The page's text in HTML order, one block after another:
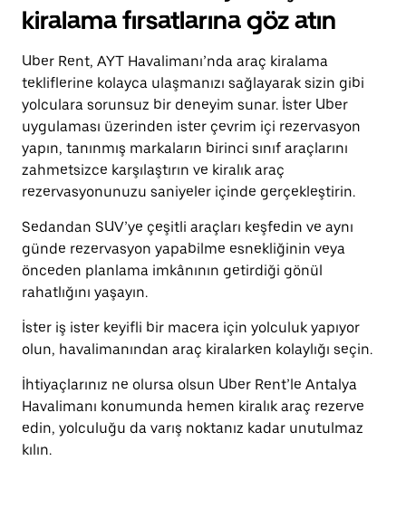
escape
tuşuna
kapatmak
escape
tuşuna
basın.
kiralama fırsatlarına göz atın
Uber Rent, AYT Havalimanı’nda araç kiralama
tekliflerine kolayca ulaşmanızı sağlayarak sizin gibi
yolculara sorunsuz bir deneyim sunar. İster Uber
uygulaması üzerinden ister çevrim içi rezervasyon
yapın, tanınmış markaların birinci sınıf araçlarını
zahmetsizce karşılaştırın ve kiralık araç
rezervasyonunuzu saniyeler içinde gerçekleştirin.
Sedandan SUV’ye çeşitli araçları keşfedin ve aynı
günde rezervasyon yapabilme esnekliğinin veya
önceden planlama imkânının getirdiği gönül
rahatlığını yaşayın.
İster iş ister keyifli bir macera için yolculuk yapıyor
olun, havalimanından araç kiralarken kolaylığı seçin.
İhtiyaçlarınız ne olursa olsun Uber Rent’le Antalya
Havalimanı konumunda hemen kiralık araç rezerve
edin, yolculuğu da varış noktanız kadar unutulmaz
kılın.